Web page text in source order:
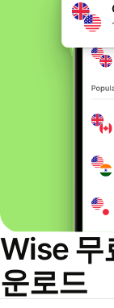
Wise 무
운로드